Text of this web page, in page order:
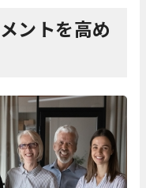
ントを高め